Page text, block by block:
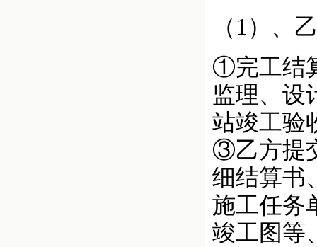
（1）、
①完工结
监理、设
站竣工验
③乙方提
细结算书
施工任务
竣工图等